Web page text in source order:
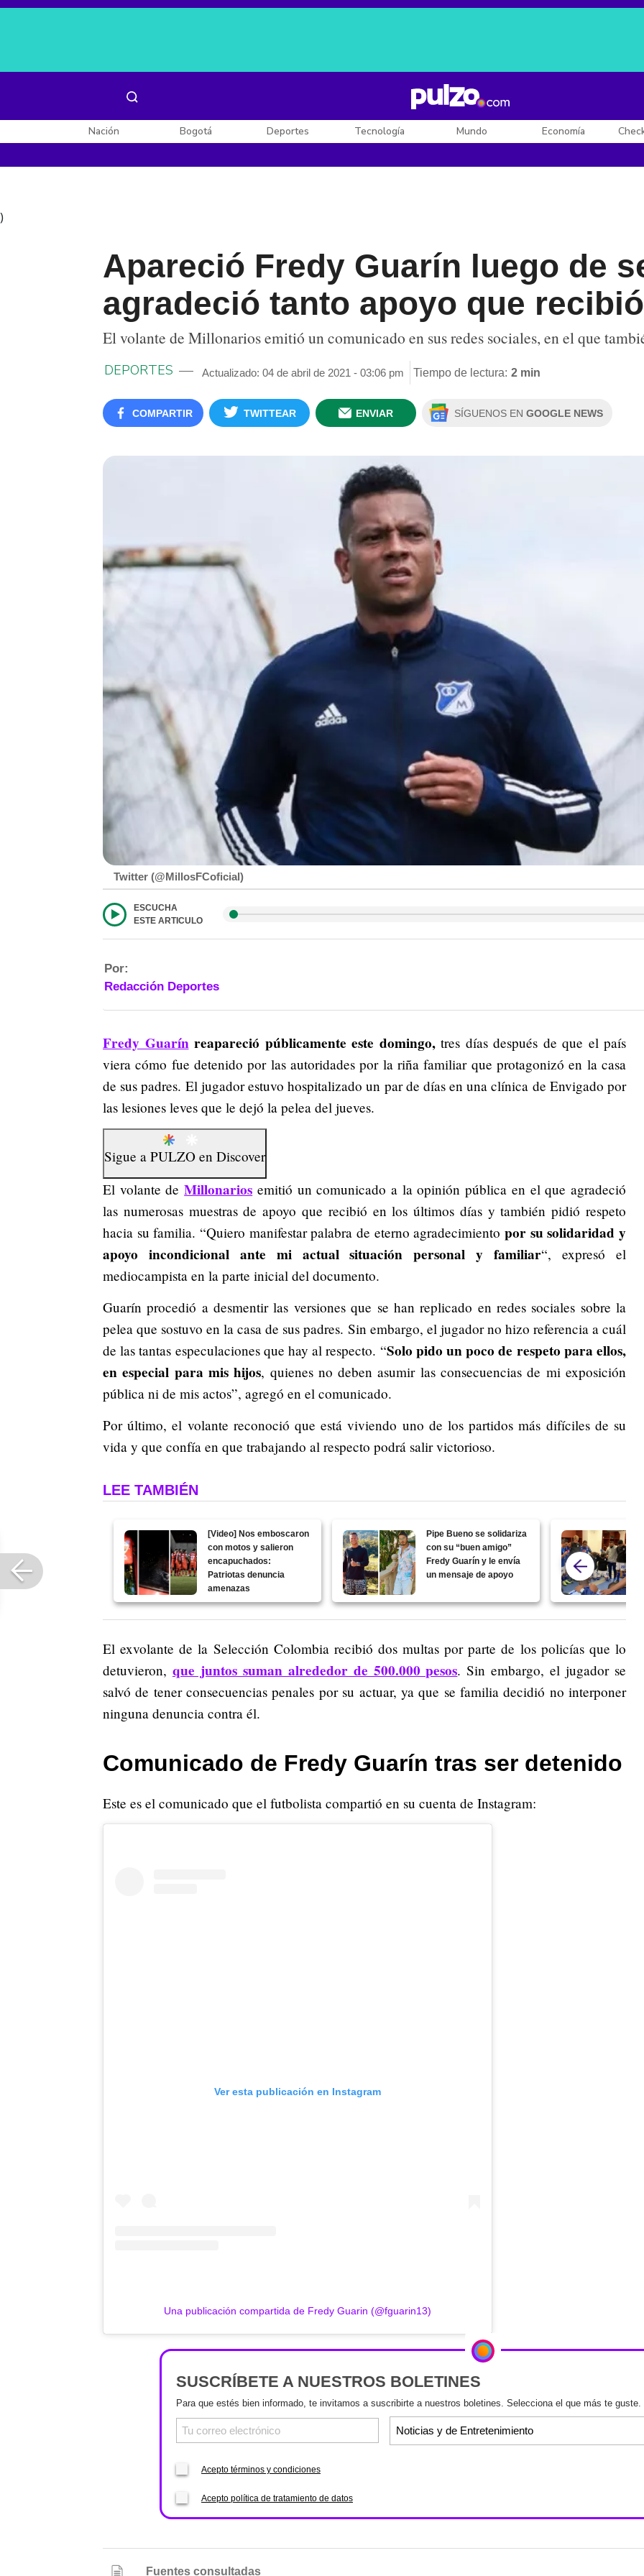
Posesión de De la Espriella
Nación Bogotá Deportes Tecnología Mundo Economía
)
Apareció Fredy Guarín luego de
agradeció tanto apoyo que recibió
El volante de Millonarios emitió un comunicado en sus redes sociales, en el que
DEPORTES Actualizado: 04 de abril de 2021 - 03:06 pm Tiempo de lectura: 2 min
COMPARTIR TWITTEAR ENVIAR SÍGUENOS EN GOOGLE NEWS
Twitter (@MillosFCoficial)
ESCUCHA
ESTE ARTICULO
Por:
Redacción Deportes
Fredy Guarínreapareció públicamente este domingo,tres días después de que el país
viera cómo fue detenido por las autoridades por la riña familiar que protagonizó en la casa
de sus padres. El jugador estuvo hospitalizado un par de días en una clínica de Envigado por
las lesiones leves que le dejó la pelea del jueves.
Sigue a PULZO en Discover
El volante deMillonarios emitió un comunicado a la opinión pública en el que agradeció
las numerosas muestras de apoyo que recibió en los últimos días y también pidió respeto
hacia su familia. “Quiero manifestar palabra de eterno agradecimiento por su solidaridad y
apoyo incondicional ante mi actual situación personal y familiar“, expresó el
mediocampista en la parte inicial del documento.
Guarín procedió a desmentir las versiones que se han replicado en redes sociales sobre la
pelea que sostuvo en la casa de sus padres. Sin embargo, el jugador no hizo referencia a cuál
de las tantas especulaciones que hay al respecto. “Solo pido un poco de respeto para ellos,
en especial para mis hijos, quienes no deben asumir las consecuencias de mi exposición
pública ni de mis actos”, agregó en el comunicado.
Por último, el volante reconoció que está viviendo uno de los partidos más difíciles de su
vida y que confía en que trabajando al respecto podrá salir victorioso.
LEE TAMBIÉN
[Video] Nos emboscaron
con motos y salieron
encapuchados:
Patriotas denuncia
amenazas
Pipe Bueno se solidariza
con su “buen amigo”
Fredy Guarín y le envía
un mensaje de apoyo
El exvolante de la Selección Colombia recibió dos multas por parte de los policías que lo
detuvieron, que juntos suman alrededor de 500.000 pesos. Sin embargo, el jugador se
salvó de tener consecuencias penales por su actuar, ya que se familia decidió no interponer
ninguna denuncia contra él.
Comunicado de Fredy Guarín tras ser detenido
Este es el comunicado que el futbolista compartió en su cuenta de Instagram:
Ver esta publicación en Instagram
Una publicación compartida de Fredy Guarin (@fguarin13)
SUSCRÍBETE A NUESTROS BOLETINES
Para que estés bien informado, te invitamos a suscribirte a nuestros boletines. Selecciona el que más te guste.
Acepto términos y condiciones
Acepto política de tratamiento de datos
Fuentes consultadas